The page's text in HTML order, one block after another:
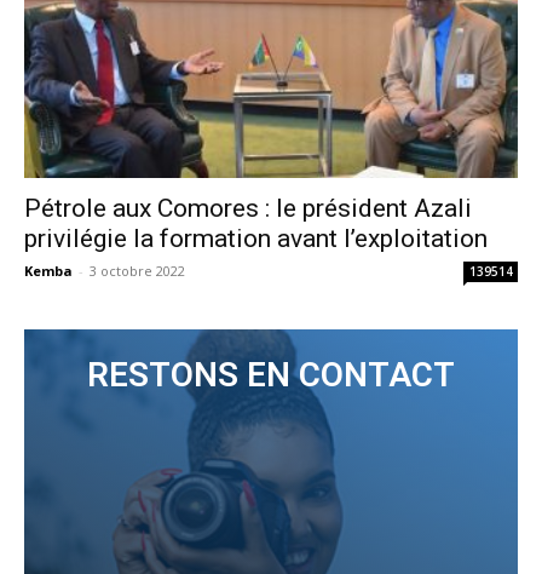
Pétrole aux Comores : le président Azali
privilégie la formation avant l’exploitation
Kemba - 3 octobre 2022 139514
RESTONS EN CONTACT